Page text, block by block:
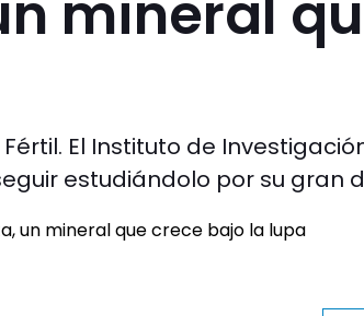
El Instituto de
estudiándolo por su gran